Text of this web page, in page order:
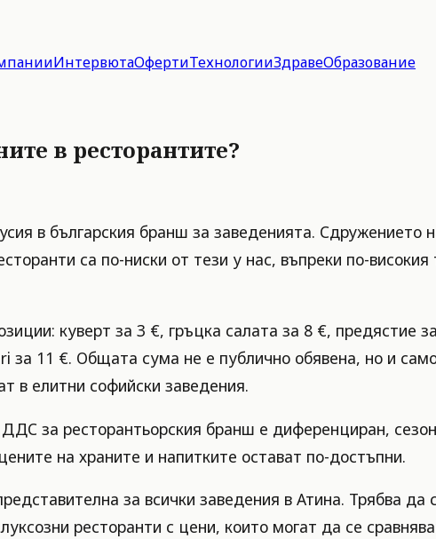
ИнтервютаОфертиТехнологииЗдравеОбразование
в ресторантите?
в българския бранш за заведенията. Сдружението
са по-ниски от тези у нас, въпреки по-високия
куверт за 3 €, гръцка салата за 8 €, предястие
11 €. Общата сума не е публично обявена, но и
в елитни софийски заведения.
за ресторантьорския бранш е диференциран,
на храните и напитките остават по-достъпни.
за всички заведения в Атина. Трябва
ресторанти с цени, които могат да се